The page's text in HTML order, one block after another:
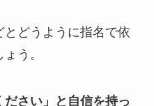
どうように指名で依
う。
さい」と自信を持っ